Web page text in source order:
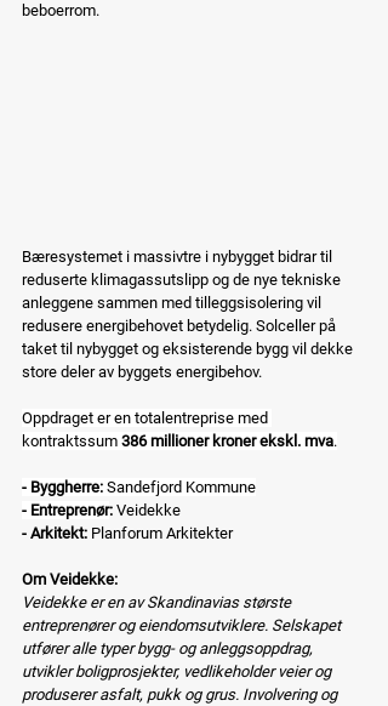
beboerrom.
Bæresystemet i massivtre i nybygget bidrar til
reduserte klimagassutslipp og de nye tekniske
anleggene sammen med tilleggsisolering vil
redusere energibehovet betydelig. Solceller på
taket til nybygget og eksisterende bygg vil dekke
store deler av byggets energibehov.
Oppdraget er en totalentreprise med
kontraktssum 386 millioner kroner ekskl. mva.
- Byggherre: Sandefjord Kommune
- Entreprenør: Veidekke
- Arkitekt: Planforum Arkitekter
Om Veidekke:
Veidekke er en av Skandinavias største
entreprenører og eiendomsutviklere. Selskapet
utfører alle typer bygg- og anleggsoppdrag,
utvikler boligprosjekter, vedlikeholder veier og
produserer asfalt, pukk og grus. Involvering og